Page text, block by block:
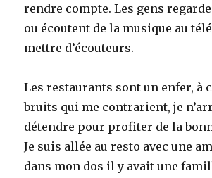
rendre compte. Les gens
ou écoutent de la musique au
mettre d’écouteurs.
Les restaurants sont un enfer, à
bruits qui me contrarient, je
détendre pour profiter de la
Je suis allée au resto avec une
dans mon dos il y avait une